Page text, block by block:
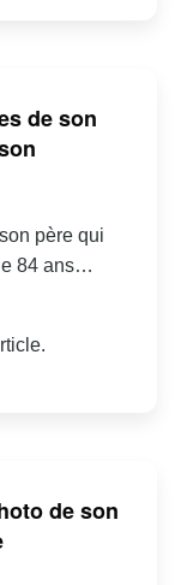
de son
père qui
84 ans…
de son